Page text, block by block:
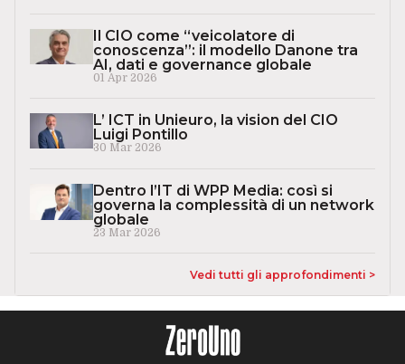
Il CIO come “veicolatore di
conoscenza”: il modello Danone tra
AI, dati e governance globale
01 Apr 2026
L’ ICT in Unieuro, la vision del CIO
Luigi Pontillo
30 Mar 2026
Dentro l’IT di WPP Media: così si
governa la complessità di un network
globale
23 Mar 2026
Vedi tutti gli approfondimenti >